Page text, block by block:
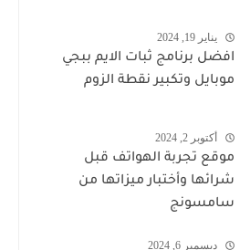
يناير 19, 2024
افضل برنامج ثبات الايم ببجي
موبايل وتكبير نقطة الزوم
أكتوبر 2, 2024
موقع تجربة الهواتف قبل
شرائها وأختبار ميزاتها من
سامسونج
ديسمبر 6, 2024